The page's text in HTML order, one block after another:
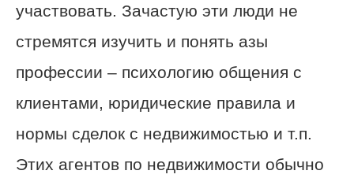
участвовать. Зачастую эти люди не
стремятся изучить и понять азы
профессии – психологию общения с
клиентами, юридические правила и
нормы сделок с недвижимостью и т.п.
Этих агентов по недвижимости обычно